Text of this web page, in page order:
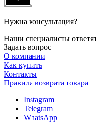
Нужна консультация?
Наши специалисты
Задать вопрос
О компании
Как купить
Контакты
Правила возврата товара
Instagram
Telegram
WhatsApp